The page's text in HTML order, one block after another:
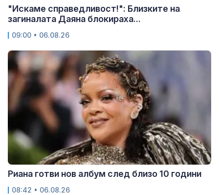
"Искаме справедливост!": Близките на
загиналата Даяна блокираха...
09:00 • 06.08.26
Риана готви нов албум след близо 10 години
08:42 • 06.08.26